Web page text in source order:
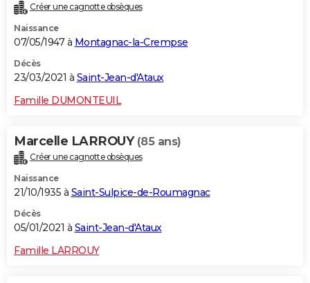
Créer une cagnotte obsèques
Naissance
07/05/1947 à Montagnac-la-Crempse
Décès
23/03/2021 à Saint-Jean-d'Ataux
Famille DUMONTEUIL
Marcelle LARROUY (85 ans)
Créer une cagnotte obsèques
Naissance
21/10/1935 à Saint-Sulpice-de-Roumagnac
Décès
05/01/2021 à Saint-Jean-d'Ataux
Famille LARROUY